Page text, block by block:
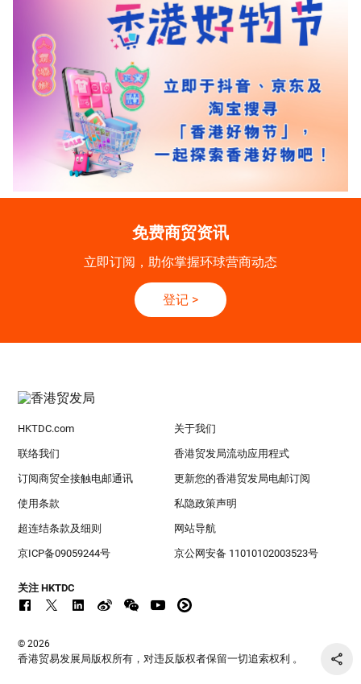
免费商贸资讯
立即订阅，助你掌握环球营商动态
登记 >
HKTDC.com 关于我们
联络我们 香港贸发局流动应用程式
订阅商贸全接触电邮通讯 更新您的香港贸发局电邮订阅
使用条款 私隐政策声明
超连结条款及细则 网站导航
京ICP备09059244号 京公网安备 11010102003523号
关注 HKTDC
© 2026
香港贸易发展局版权所有，对违反版权者保留一切追索权利 。